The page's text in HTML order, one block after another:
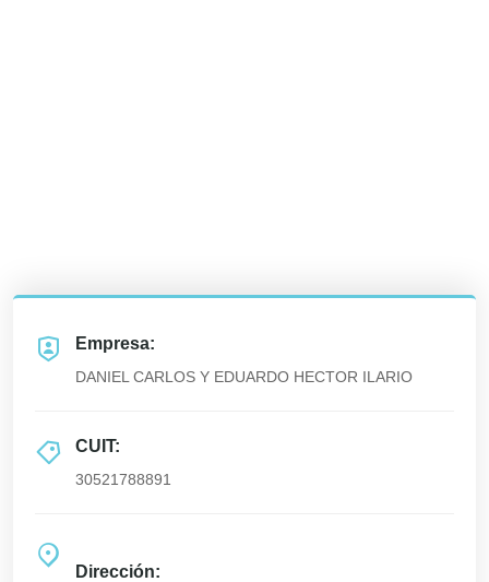
Empresa:
DANIEL CARLOS Y EDUARDO HECTOR ILARIO
CUIT:
30521788891
Dirección: